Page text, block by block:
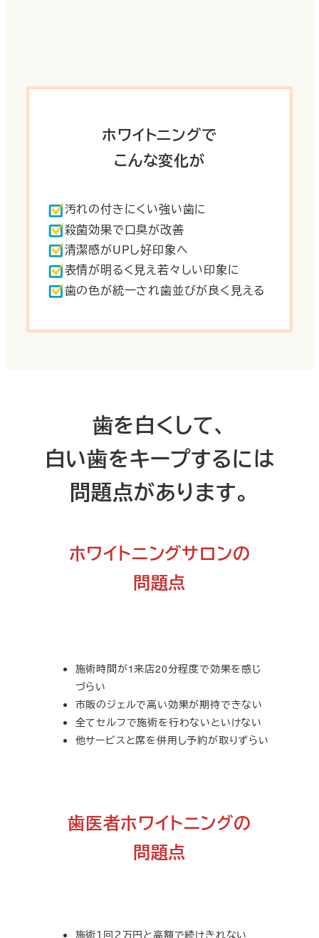
ホワイトニングで
こんな変化が
汚れの付きにくい強い歯に
殺菌効果で口臭が改善
清潔感がUPし好印象へ
表情が明るく見え若々しい印象に
歯の色が統一され歯並びが良く見える
歯を白くして、
白い歯をキープするには
問題点があります。
ホワイトニングサロンの
問題点
施術時間が1来店20分程度で効果を感じ
づらい
市販のジェルで高い効果が期待できない
全てセルフで施術を行わないといけない
他サービスと席を併用し予約が取りずらい
歯医者ホワイトニングの
問題点
施術１回２万円と高額で続けきれない